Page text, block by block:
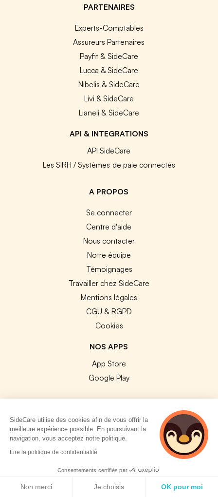
PARTENAIRES
Experts-Comptables
Assureurs Partenaires
Payfit & SideCare
Lucca & SideCare
Nibelis & SideCare
Livi & SideCare
Lianeli & SideCare
API & INTEGRATIONS
API SideCare
Les SIRH / Systèmes de paie connectés
A PROPOS
Se connecter
Centre d'aide
Nous contacter
Notre équipe
Témoignages
Travailler chez SideCare
Mentions légales
CGU & RGPD
Cookies
NOS APPS
App Store
Google Play
© 2026 SideCare. Tous droits réservés.
SideCare utilise des cookies afin de vous offrir la
meilleure expérience possible. En poursuivant la
navigation, vous acceptez notre politique.
Lire la politique de confidentialité
Consentements certifiés par
Non merci Je choisis OK pour moi